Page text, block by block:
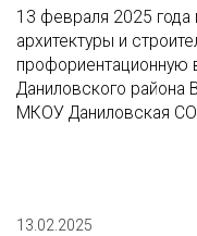
13 февраля 2025 года
архитектуры и
профориентационную
Даниловского района
МКОУ Даниловская
13.02.2025